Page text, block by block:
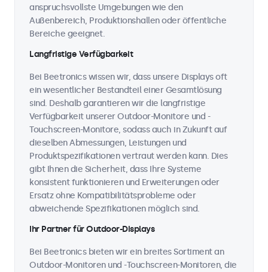
anspruchsvollste Umgebungen wie den
Außenbereich, Produktionshallen oder öffentliche
Bereiche geeignet.
Langfristige Verfügbarkeit
Bei Beetronics wissen wir, dass unsere Displays oft
ein wesentlicher Bestandteil einer Gesamtlösung
sind. Deshalb garantieren wir die langfristige
Verfügbarkeit unserer Outdoor-Monitore und -
Touchscreen-Monitore, sodass auch in Zukunft auf
dieselben Abmessungen, Leistungen und
Produktspezifikationen vertraut werden kann. Dies
gibt Ihnen die Sicherheit, dass Ihre Systeme
konsistent funktionieren und Erweiterungen oder
Ersatz ohne Kompatibilitätsprobleme oder
abweichende Spezifikationen möglich sind.
Ihr Partner für Outdoor-Displays
Bei Beetronics bieten wir ein breites Sortiment an
Outdoor-Monitoren und -Touchscreen-Monitoren, die